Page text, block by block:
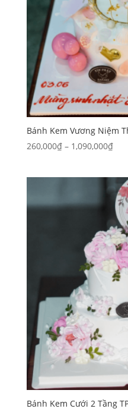
Bánh Kem Vương Niệm
260,000₫ – 1,090,000₫
đến
Bánh Kem Cưới 2 Tầng